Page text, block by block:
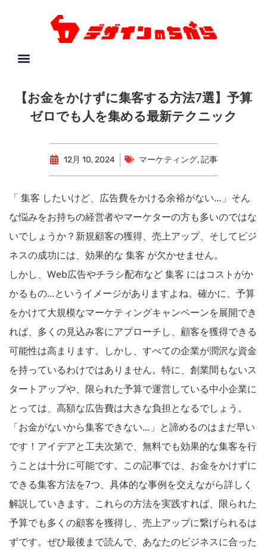
【お金をかけずに集客する方法7選】予算
ゼロでも人を集める最新テクニック
12月 10, 2024 マーケティング,記事
「 集客 したいけど、広告費をかける余裕がない…」そん
な悩みをお持ちの経営者やマーケターの方も多いのではな
いでしょうか？新規顧客の獲得、売上アップ、そしてビジ
ネスの成功には、効果的な 集客 が欠かせません。
しかし、Web広告やチラシ配布など 集客 にはコストがか
かるもの…というイメージがありますよね。確かに、予算
をかけて大規模なマーケティングキャンペーンを展開でき
れば、多くの見込み客にアプローチし、顧客を獲得できる
可能性は高まります。しかし、すべての企業が潤沢な資金
を持っているわけではありません。特に、創業間もないス
タートアップや、限られた予算で運営している中小企業に
とっては、高額な広告費は大きな負担となるでしょう。
「お金がないから集客できない…」と諦めるのはまだ早い
です！アイデアと工夫次第で、無料でも効果的な集客を行
うことは十分に可能です。この記事では、お金をかけずに
できる集客方法を7つ、具体的な事例を交えながら詳しく
解説していきます。これらの方法を実践すれば、限られた
予算でも多くの顧客を獲得し、売上アップに繋げられるは
ずです。ぜひ最後まで読んで、あなたのビジネスに合った